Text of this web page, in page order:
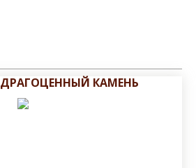
ДРАГОЦЕННЫЙ КАМЕНЬ